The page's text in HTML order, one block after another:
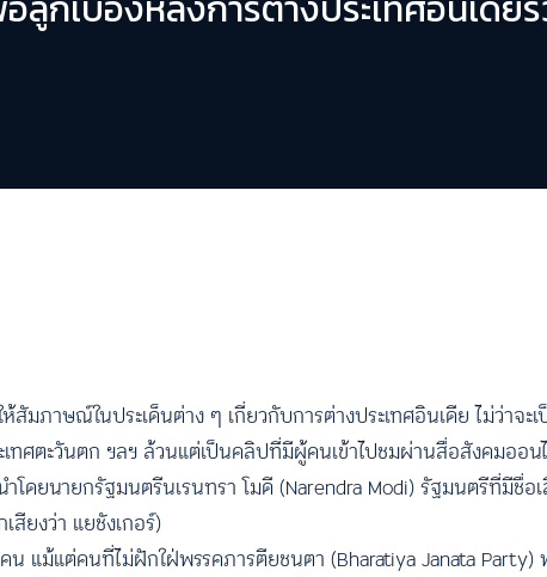
สัมภาษณ์ในประเด็นต่าง ๆ เกี่ยวกับการต่างประเทศอินเดีย ไม่ว่าจะ
ทศตะวันตก ฯลฯ ล้วนแต่เป็นคลิปที่มีผู้คนเข้าไปชมผ่านสื่อสังคมออ
ดยนายกรัฐมนตรีนเรนทรา โมดี (Narendra Modi) รัฐมนตรีที่มีชื่อ
สียงว่า แยชังเกอร์)
แม้แต่คนที่ไม่ฝักใฝ่พรรคภารตียชนตา (Bharatiya Janata Party)